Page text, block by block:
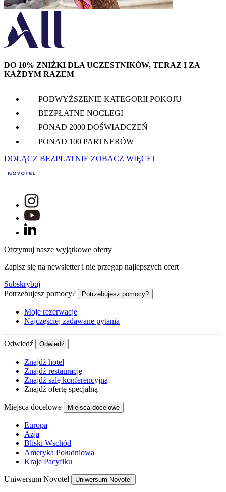
DO 10% ZNIŻKI DLA UCZESTNIKÓW, TERAZ I ZA
KAŻDYM RAZEM
PODWYŻSZENIE KATEGORII POKOJU
BEZPŁATNE NOCLEGI
PONAD 2000 DOŚWIADCZEŃ
PONAD 100 PARTNERÓW
DOŁĄCZ BEZPŁATNIE ZOBACZ WIĘCEJ
Otrzymuj nasze wyjątkowe oferty
Zapisz się na newsletter i nie przegap najlepszych ofert
Subskrybuj
Potrzebujesz pomocy?
Potrzebujesz pomocy?
Moje rezerwacje
Najczęściej zadawane pytania
Odwiedź Odwiedź
Znajdź hotel
Znajdź restaurację
Znajdź salę konferencyjną
Znajdź ofertę specjalną
Miejsca docelowe Miejsca docelowe
Europa
Azja
Bliski Wschód
Ameryka Południowa
Kraje Pacyfiku
Uniwersum Novotel Uniwersum Novotel